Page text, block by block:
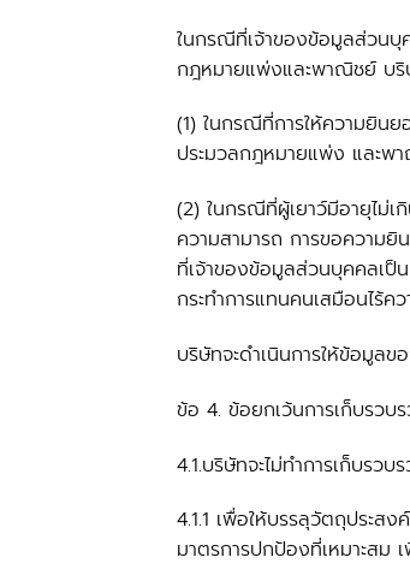
ในกรณีที่เจ้าของข้อมูลส่วนบุ
กฎหมายแพ่งและพาณิชย์ บริ
(1) ในกรณีที่การให้ความยิน
ประมวลกฎหมายแพ่ง และพ
(2) ในกรณีที่ผู้เยาว์มีอายุไม่
ความสามารถ การขอความ
ที่เจ้าของข้อมูลส่วนบุคคลเป็
กระทำการแทนคนเสมือนไร้ค
บริษัทจะดำเนินการให้ข้อมูล
ข้อ 4. ข้อยกเว้นการเก็บรว
4.1.บริษัทจะไม่ทำการเก็บร
4.1.1 เพื่อให้บรรลุวัตถุประส
มาตรการปกป้องที่เหมาะสม